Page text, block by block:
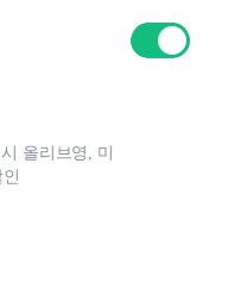
올리브영, 미